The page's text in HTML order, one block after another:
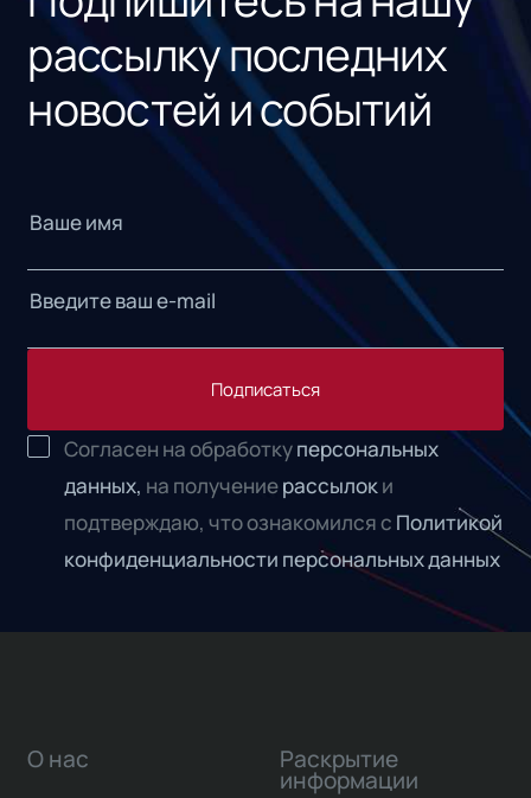
рассылку последних
новостей и событий
Подписаться
Согласен на обработкуперсональных
данных, на получениерассылок и
подтверждаю, что ознакомился с Политикой
конфиденциальности персональных данных
О нас Раскрытие
информации